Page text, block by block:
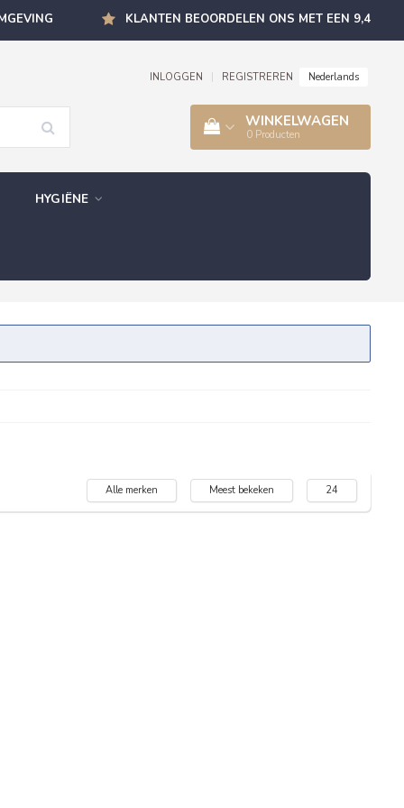
KLANTEN BEOORDELEN ONS MET EEN 9,4
INLOGGEN REGISTREREN Nederlands
WINKELWAGEN
0 Producten
HYGIËNE
Alle merken Meest bekeken 24